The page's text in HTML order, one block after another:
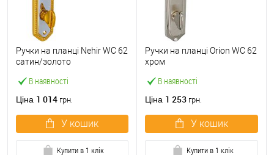
В наявності
Ручки на планці Nehir WC 62
сатин/золото
Ціна 1 014 грн.
У кошик
Купити в 1 клік
В наявності
Ручки на планці Orion WC 62
хром
Ціна 1 253 грн.
У кошик
Купити в 1 клік